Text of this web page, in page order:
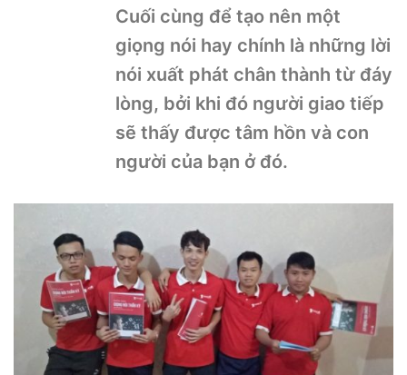
Cuối cùng để tạo nên một
giọng nói hay chính là những lời
nói xuất phát chân thành từ đáy
lòng, bởi khi đó người giao tiếp
sẽ thấy được tâm hồn và con
người của bạn ở đó.